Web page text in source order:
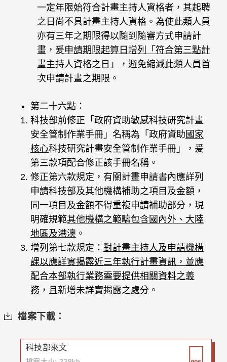
一定年限始符合計畫主持人資格者，其起聘
之日尚不具計畫主持人資格。為使此類人員
亦有三年之期限得以隨到隨審方式申請計
畫，爰申請期限起算日增列「符合第三點計
畫主持人資格之日」
，避免縮減此類人員首
次申請計畫之期限。
第二十六點：
科技部前修正「政府資助敏感科技研究計畫
安全管制作業手冊」名稱為「政府資助國家
核心科技研究計畫安全管制作業手冊」，爰
第三款項配合修正該手冊名稱。
修正第六款規定，有關計畫申請書內應詳列
申請科技部及其他機構補助之項目及金額，
同一項目及金額不得重複申請補助部分，現
明確規範其他機構之範疇包含國內外、大陸
地區及港澳 。
增列第七款規定： 對計畫主持人及申請機構
課以應詳實揭露近三年執行計畫資訊，並應
配合本部執行業務需要提供相關資料之義
務，且新增未詳實揭露之處分 。
檔案下載：
科技部來文